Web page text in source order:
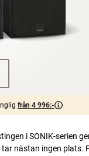
från 4 996:-
i SONIK-serien
nästan ingen plats.